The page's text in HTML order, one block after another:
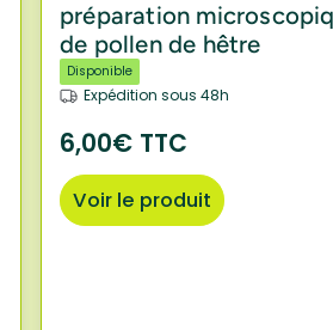
préparation
de pollen de hêtre
Disponible
Expédition sous 48h
6,00€ TTC
Voir le produit